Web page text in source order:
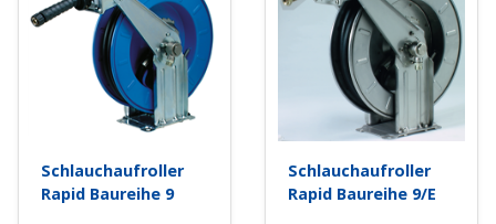
Schlauchaufroller
Rapid Baureihe 9
Schlauchaufroller
Rapid Baureihe 9/E